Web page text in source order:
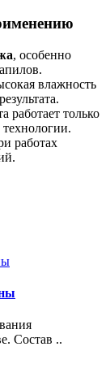
, особенно
влажность
работает только
работах
Состав ..